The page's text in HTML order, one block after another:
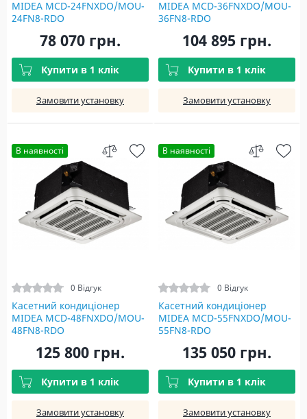
MIDEA MCD-24FNXDO/MOU-
24FN8-RDO
78 070 грн.
Купити в 1 клік
Замовити установку
MIDEA MCD-36FNXDO/MOU-
36FN8-RDO
104 895 грн.
Купити в 1 клік
Замовити установку
В наявності
0 Відгук
Касетний кондиціонер
MIDEA MCD-48FNXDO/MOU-
48FN8-RDO
125 800 грн.
Купити в 1 клік
Замовити установку
В наявності
0 Відгук
Касетний кондиціонер
MIDEA MCD-55FNXDO/MOU-
55FN8-RDO
135 050 грн.
Купити в 1 клік
Замовити установку